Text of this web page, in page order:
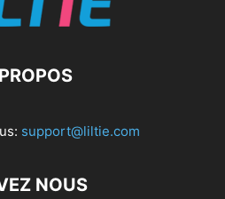
support@liltie.com
NOUS